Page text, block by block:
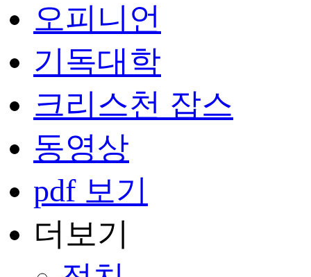
오피니언
기독대학
크리스천 잡스
동영상
pdf 보기
더보기